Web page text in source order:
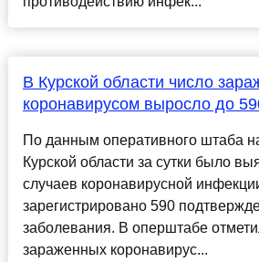
В Курской области число
коронавирусом выросло до
По данным оперативного штаба
Курской области за сутки было
случаев коронавирусной
зарегистрировано 590
заболевания. В оперштабе
зараженных коронавирус...